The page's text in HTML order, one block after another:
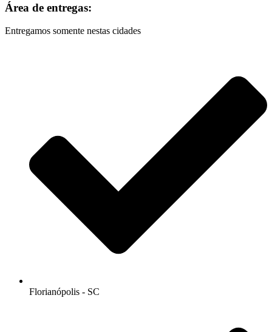
Área de entregas:
Entregamos somente nestas cidades
Florianópolis - SC